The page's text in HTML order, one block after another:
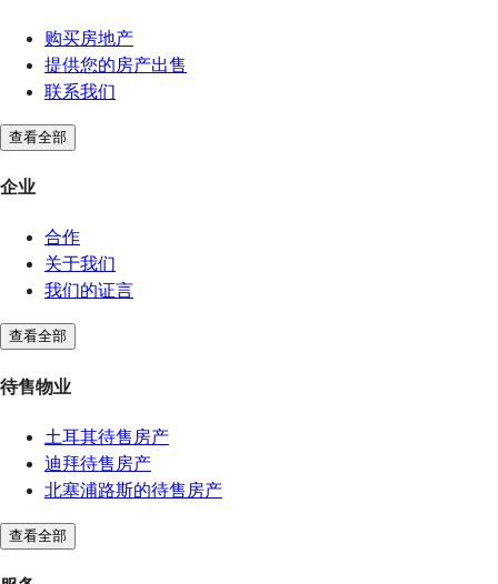
购买房地产
提供您的房产出售
联系我们
查看全部
企业
合作
关于我们
我们的证言
查看全部
待售物业
土耳其待售房产
迪拜待售房产
北塞浦路斯的待售房产
查看全部